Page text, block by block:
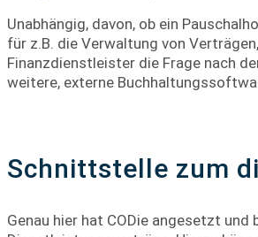
Unabhängig, davon, ob ein
für z.B. die Verwaltung von
Finanzdienstleister die Frage nach
weitere, externe
Schnittstelle zum
Genau hier hat CODie angesetzt